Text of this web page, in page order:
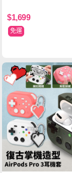
色
$1,699
免運